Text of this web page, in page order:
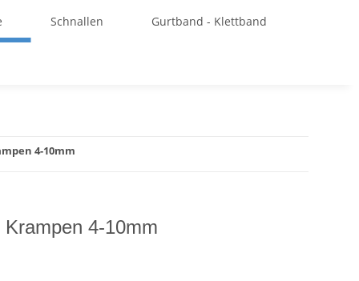
Schnallen Gurtband - Klettband
4-10mm
4-10mm